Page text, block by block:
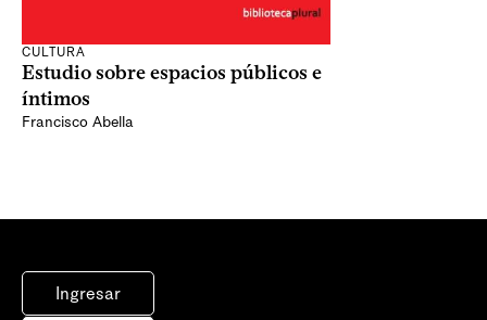
CULTURA
Estudio sobre espacios públicos e
íntimos
Francisco Abella
Ingresar